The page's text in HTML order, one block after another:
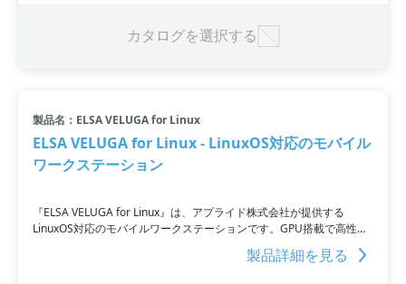
カタログを選択する
製品名：ELSA VELUGA for Linux
ELSA VELUGA for Linux - LinuxOS対応のモバイル
ワークステーション
『ELSA VELUGA for Linux』は、アプライド株式会社が提供する
LinuxOS対応のモバイルワークステーションです。GPU搭載で高性能
なビジネスニーズに応える製品であり、ハードウェアの検証項目をク
リアした「動作検証済み」製品として提供されます。Ubuntu
製品詳細を見る